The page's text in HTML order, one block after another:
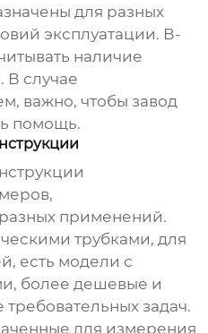
для разных
эксплуатации. В-
наличие
В случае
важно, чтобызавод
помощь.
,
применений.
трубками, для
есть модели с
более дешевые и
задач.
для измерения